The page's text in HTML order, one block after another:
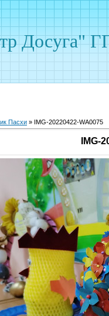
Досуга"
Пасхи » IMG-20220422-WA0075
IMG-